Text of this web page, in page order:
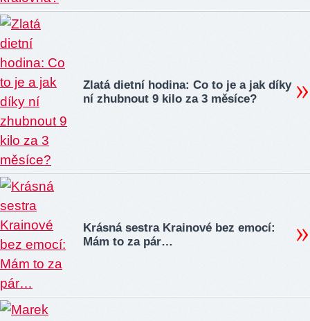
Zlatá dietní hodina: Co to je a jak díky
ní zhubnout 9 kilo za 3 měsíce?
Krásná sestra Krainové bez emocí:
Mám to za pár…